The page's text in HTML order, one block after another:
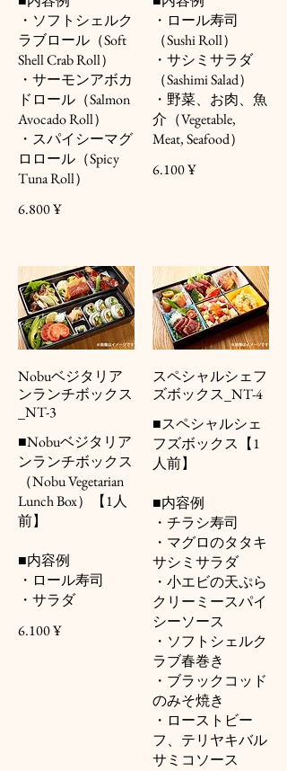
・ソフトシェルク
ラブロール（Soft
Shell Crab Roll）
・サーモンアボカ
ドロール（Salmon
Avocado Roll）
・スパイシーマグ
ロロール（Spicy
Tuna Roll）
6.800 ¥
・ロール寿司
（Sushi Roll）
・サシミサラダ
（Sashimi Salad）
・野菜、お肉、魚
介（Vegetable,
Meat, Seafood）
6.100 ¥
Nobuベジタリア
ンランチボックス
_NT-3
■Nobuベジタリア
ンランチボックス
（Nobu Vegetarian
Lunch Box）【1人
前】
■内容例
・ロール寿司
・サラダ
6.100 ¥
スペシャルシェフ
ズボックス_NT-4
■スペシャルシェ
フズボックス【1
人前】
■内容例
・チラシ寿司
・マグロのタタキ
サシミサラダ
・小エビの天ぷら
クリーミースパイ
シーソース
・ソフトシェルク
ラブ春巻き
・ブラックコッド
のみそ焼き
・ローストビー
フ、テリヤキバル
サミコソース